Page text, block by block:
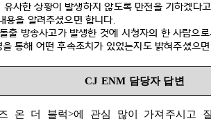
사한 상황이 발생하지 않도록 만전을 기하겠다
용을 알려주셨으면 합니다.
출 방송사고가 발생한 것에 시청자의 한 사람으
통해 어떤 후속조치가 있었는지도 밝혀주셨으
CJ ENM 담당자 답변
온 더 블럭>에 관심 많이 가져주시고